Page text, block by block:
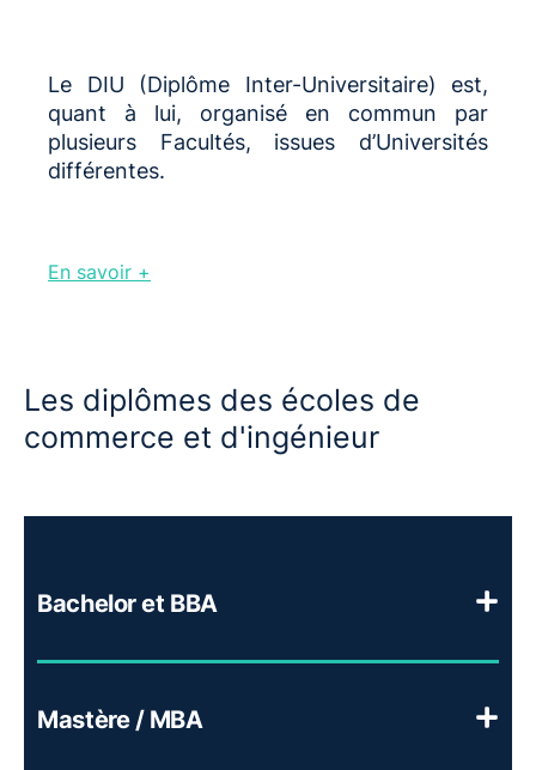
Le DIU (Diplôme Inter-Universitaire) est,
quant à lui, organisé en commun par
plusieurs Facultés, issues d’Universités
différentes.
En savoir +
Les diplômes des écoles de
commerce et d'ingénieur
Bachelor et BBA
Mastère / MBA